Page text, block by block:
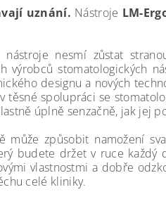
uznání. Nástroje LM-
nesmí zůstat
výrobců stomatologických
designu a nových
těsné spolupráci se
úplně senzačně, jak jej
způsobit namožení
budete držet v ruce každý
vlastnostmi a dobře
celé kliniky.